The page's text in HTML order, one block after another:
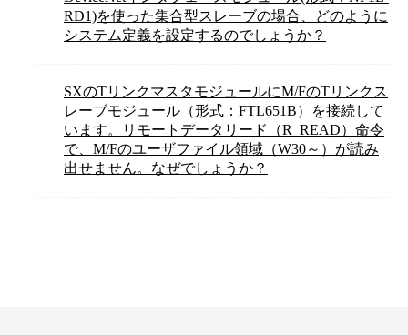
RD1)を使った集合型スレーブの場合、どのように
システム定義を設定するのでしょうか？
SXのTリンクマスタモジュールにM/FのTリンクス
レーブモジュール（形式：FTL651B）を接続して
います。リモートデータリード（R_READ）命令
で、M/Fのユーザファイル領域（W30～）が読み
出せません。なぜでしょうか？